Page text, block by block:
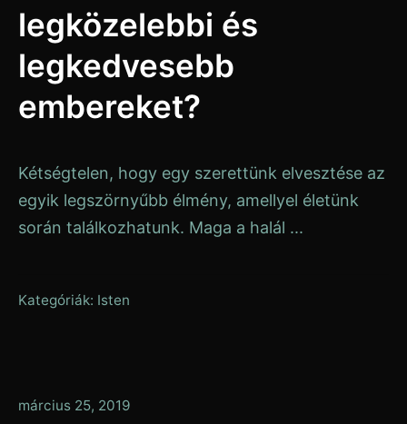
legközelebbi és
legkedvesebb
embereket?
Kétségtelen, hogy egy szerettünk elvesztése az
egyik legszörnyűbb élmény, amellyel életünk
során találkozhatunk. Maga a halál ...
Kategóriák: Isten
március 25, 2019